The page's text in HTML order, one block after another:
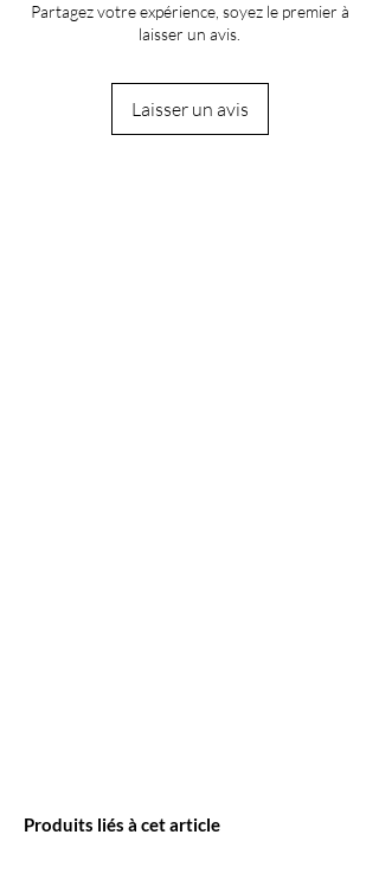
Partagez votre expérience, soyez le premier à
laisser un avis.
Laisser un avis
Produits liés à cet article